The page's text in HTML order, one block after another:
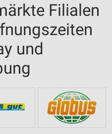
Filialen
und